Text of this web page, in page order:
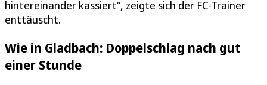
hintereinander kassiert“, zeigte sich der FC-Trainer
enttäuscht.
Wie in Gladbach: Doppelschlag nach gut
einer Stunde